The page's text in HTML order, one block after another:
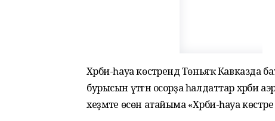
Хәрби-һауа көстәрендә Төньяҡ Кавказда
бурысын үтәгән осорҙа һалдаттар хәрби
хеҙмәте өсөн атайыма «Хәрби-һауа